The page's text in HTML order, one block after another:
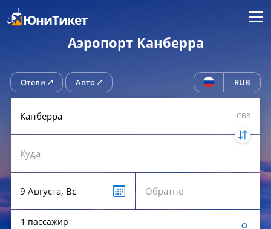
ЮниТикет Меню
Аэропорт Канберра
Отели Авто RUB
CBR
1 пассажир